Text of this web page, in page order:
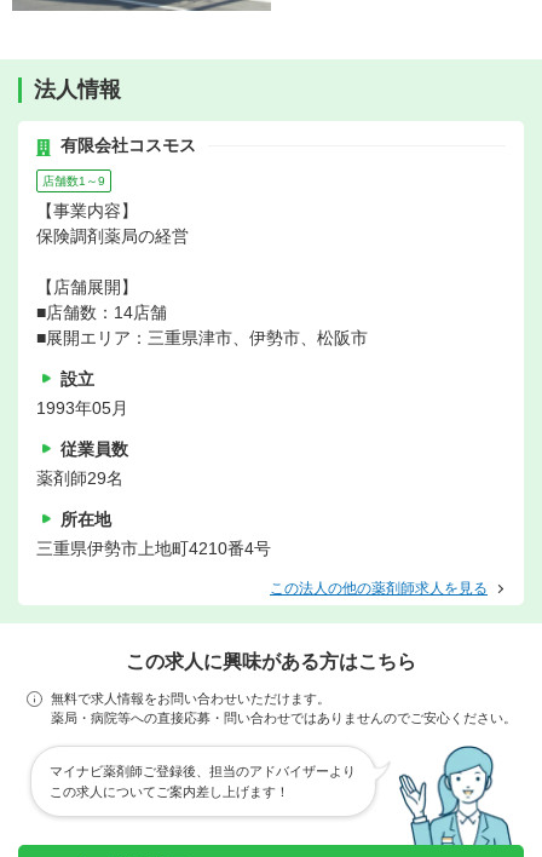
法人情報
有限会社コスモス
店舗数1～9
【事業内容】
保険調剤薬局の経営
【店舗展開】
■店舗数：14店舗
■展開エリア：三重県津市、伊勢市、松阪市
設立
1993年05月
従業員数
薬剤師29名
所在地
三重県伊勢市上地町4210番4号
この法人の他の薬剤師求人を見る
この求人に興味がある方はこちら
無料で求人情報をお問い合わせいただけます。
薬局・病院等への直接応募・問い合わせではありませんのでご安心ください。
マイナビ薬剤師ご登録後、担当のアドバイザーより
この求人についてご案内差し上げます！